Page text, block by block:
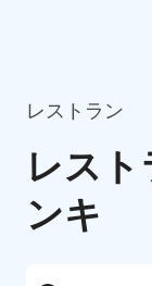
レストラン
レス
ンキ